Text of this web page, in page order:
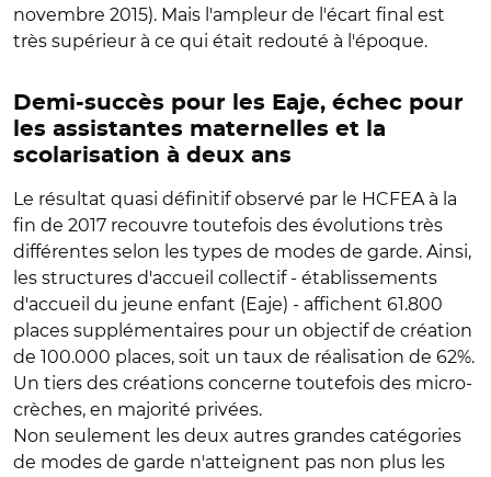
novembre 2015). Mais l'ampleur de l'écart final est
très supérieur à ce qui était redouté à l'époque.
Demi-succès pour les Eaje, échec pour
les assistantes maternelles et la
scolarisation à deux ans
Le résultat quasi définitif observé par le HCFEA à la
fin de 2017 recouvre toutefois des évolutions très
différentes selon les types de modes de garde. Ainsi,
les structures d'accueil collectif - établissements
d'accueil du jeune enfant (Eaje) - affichent 61.800
places supplémentaires pour un objectif de création
de 100.000 places, soit un taux de réalisation de 62%.
Un tiers des créations concerne toutefois des micro-
crèches, en majorité privées.
Non seulement les deux autres grandes catégories
de modes de garde n'atteignent pas non plus les